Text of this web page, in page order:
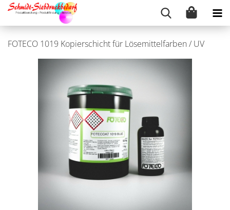
FOTECO 1019 Kopierschicht für Lösemittelfarben / UV